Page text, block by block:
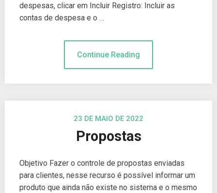
despesas, clicar em Incluir Registro: Incluir as
contas de despesa e o …
Continue Reading
23 DE MAIO DE 2022
Propostas
Objetivo Fazer o controle de propostas enviadas
para clientes, nesse recurso é possível informar um
produto que ainda não existe no sistema e o mesmo